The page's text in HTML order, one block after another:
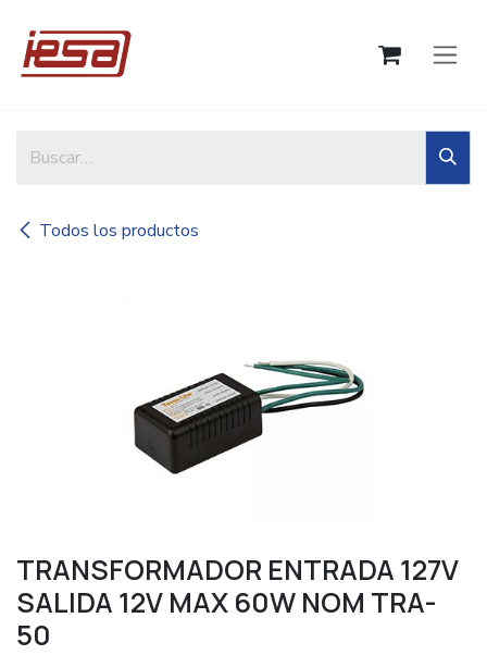
Todos los productos
TRANSFORMADOR ENTRADA 127V
SALIDA 12V MAX 60W NOM TRA-
50